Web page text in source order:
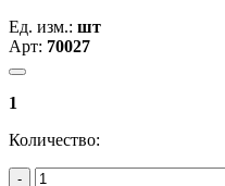
Ед. изм.: шт
Арт: 70027
1
Количество: